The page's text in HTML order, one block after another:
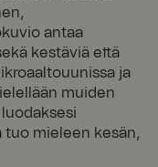
antaa
kestäviä että
ja
muiden
tuo mieleen kesän,